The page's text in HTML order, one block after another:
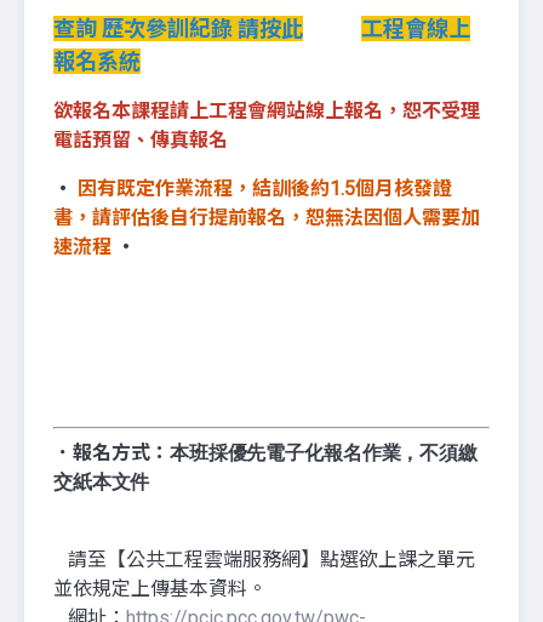
查詢 歷次參訓紀錄 請按此
工程會線上
報名系統
欲報名本課程請上工程會網站線上報名，恕不受理
電話預留、傳真報名
‧
因有既定作業流程，結訓後約1.5個月核發證
書，請評估後自行提前報名，恕無法因個人需要加
速流程 ‧
．報名方式： 本班採優先電子化報名作業，不須繳
交紙本文件
請至【公共工程雲端服務網】點選欲上課之單元
並依規定上傳基本資料。